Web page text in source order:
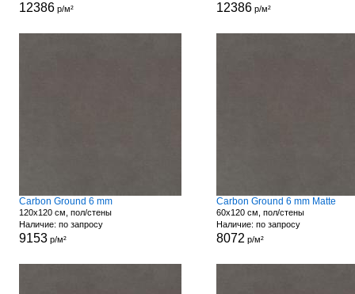
12386р/м² 12386р/м²
Carbon Ground 6 mm
120x120 см, пол/стены
Наличие: по запросу
9153р/м²
Carbon Ground 6 mm Matte
60x120 см, пол/стены
Наличие: по запросу
8072 р/м²